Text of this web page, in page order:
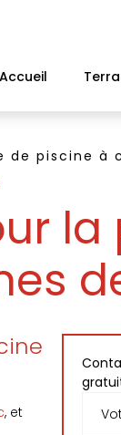
Accueil
de piscine à
, et